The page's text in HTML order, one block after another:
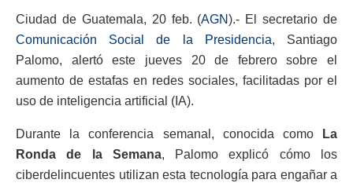
Ciudad de Guatemala, 20 feb. (AGN).- El secretario de
Comunicación Social de la Presidencia, Santiago
Palomo, alertó este jueves 20 de febrero sobre el
aumento de estafas en redes sociales, facilitadas por el
uso de inteligencia artificial (IA).
Durante la conferencia semanal, conocida comoLa
Ronda de la Semana, Palomo explicó cómo los
ciberdelincuentes utilizan esta tecnología para engañar a